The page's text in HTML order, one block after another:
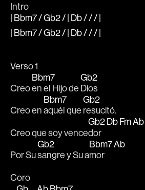
Intro
| Bbm7 / Gb2 / | Db / / / |
| Bbm7 / Gb2 / | Db / / / |
Verso 1
Creo
Bbm7
en el Hijo de
Gb2
Dios
Creo en
Bbm7
aquél que
Gb2
resucitó.
Creo que soy vence
Gb2
dor
DbFmAb
Por Su
Gb2
sangre y Su a
Bbm7
mor
Ab
Coro